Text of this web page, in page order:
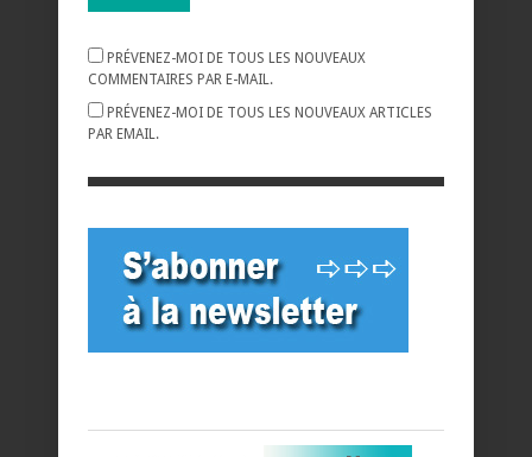
PRÉVENEZ-MOI DE TOUS LES NOUVEAUX
COMMENTAIRES PAR E-MAIL.
PRÉVENEZ-MOI DE TOUS LES NOUVEAUX ARTICLES
PAR EMAIL.